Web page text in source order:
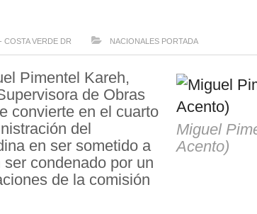
COSTA VERDE DR NACIONALES PORTADA
Miguel
Acento)
Pimentel Kareh,
de Obras
convierte en el cuarto
del
en ser sometido a
condenado por un
de la comisión